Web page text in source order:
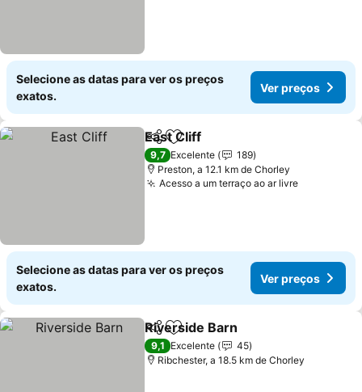
Selecione as datas para ver os preços
exatos.
Ver preços
PartilharAdicionar aos favoritos
East Cliff
9,7 Excelente
189
Preston, a 12.1 km de Chorley
Acesso a um terraço ao ar livreVer
Selecione as datas para ver os preços
exatos.
Ver preços
PartilharAdicionar aos favoritos
Riverside Barn
9,1 Excelente
45
Ribchester, a 18.5 km de Chorley